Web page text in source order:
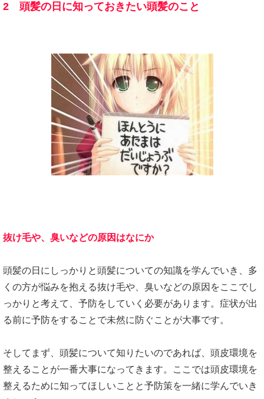
2 頭髪の日に知っておきたい頭髪のこと
抜け毛や、臭いなどの原因はなにか
頭髪の日にしっかりと頭髪についての知識を学んでいき、多
くの方が悩みを抱える抜け毛や、臭いなどの原因をここでし
っかりと考えて、予防をしていく必要があります。症状が出
る前に予防をすることで未然に防ぐことが大事です。
そしてまず、頭髪について知りたいのであれば、頭皮環境を
整えることが一番大事になってきます。ここでは頭皮環境を
整えるために知ってほしいことと予防策を一緒に学んでいき